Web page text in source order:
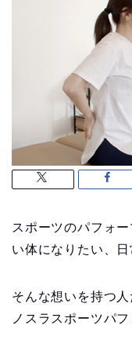
スポーツのパフォ
い体になりたい、
そんな想いを持つ
ノスラスポーツパ